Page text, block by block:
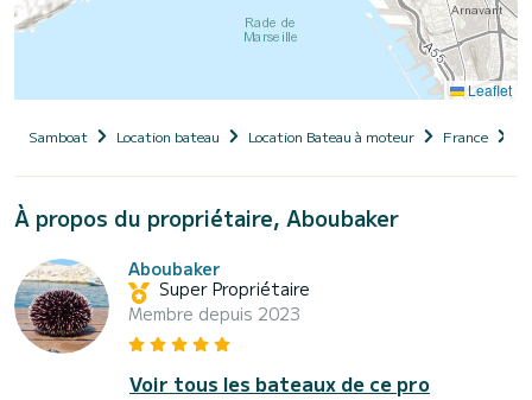
Leaflet
Samboat Location bateau Location Bateau à moteur France
À propos du propriétaire, Aboubaker
Aboubaker
Super Propriétaire
Membre depuis 2023
Voir tous les bateaux de ce pro